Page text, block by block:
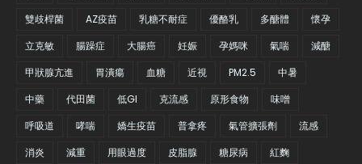
雙歧桿菌
AZ疫苗 乳糖不耐症 優酪乳 多醣體
懷孕
立克敏
腸躁症 大腸癌 妊娠 孕媽咪 氣喘
減醣
甲狀腺亢進
胃潰瘍 血糖 近視 PM2.5
中暑
中藥
代田菌 低GI 克流感 原形食物
味噌
呼吸道
哮喘 嬌生疫苗 普拿疼 氣管擴張劑
流感
消炎
減重 用眼過度 皮脂腺 糖尿病 紅麴